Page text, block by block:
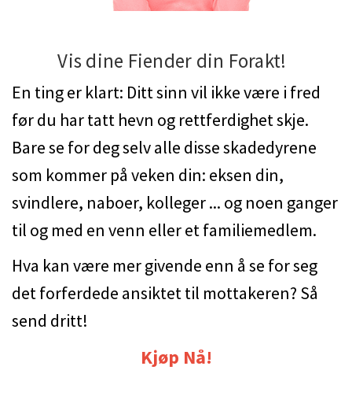
Vis dine Fiender din Forakt!
En ting er klart: Ditt sinn vil ikke være i fred
før du har tatt hevn og rettferdighet skje.
Bare se for deg selv alle disse skadedyrene
som kommer på veken din: eksen din,
svindlere, naboer, kolleger ... og noen ganger
til og med en venn eller et familiemedlem.
Hva kan være mer givende enn å se for seg
det forferdede ansiktet til mottakeren? Så
send dritt!
Kjøp Nå!